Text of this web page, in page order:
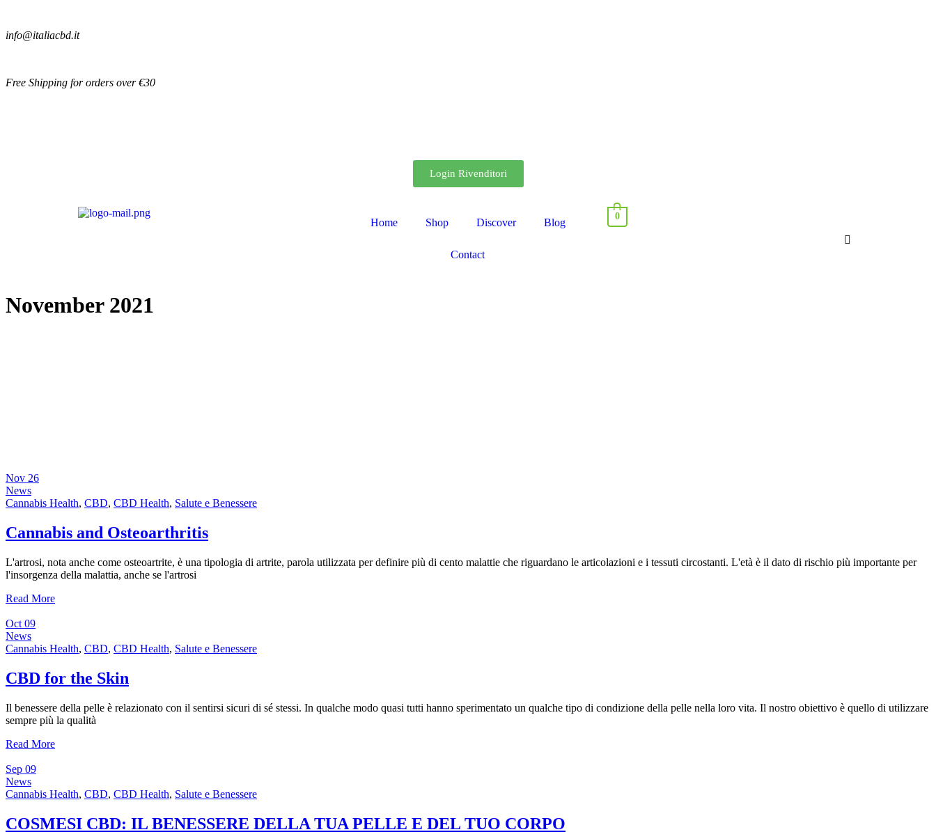
info@italiacbd.it
Free Shipping for orders over €30
Login Rivenditori
Home Shop Discover Blog
Contact
0
November 2021
Nov 26
News
Cannabis Health, CBD, CBD Health, Salute e Benessere
Cannabis and Osteoarthritis
L'artrosi, nota anche come osteoartrite, è una tipologia di artrite, parola utilizzata per definire più di cento malattie che riguardano le articolazioni e i tessuti circostanti. L'età è il dato di rischio più importante per
l'insorgenza della malattia, anche se l'artrosi
Read More
Oct 09
News
Cannabis Health, CBD, CBD Health, Salute e Benessere
CBD for the Skin
Il benessere della pelle è relazionato con il sentirsi sicuri di sé stessi. In qualche modo quasi tutti hanno sperimentato un qualche tipo di condizione della pelle nella loro vita. Il nostro obiettivo è quello di utilizzare
sempre più la qualità
Read More
Sep 09
News
Cannabis Health, CBD, CBD Health, Salute e Benessere
COSMESI CBD: IL BENESSERE DELLA TUA PELLE E DEL TUO CORPO